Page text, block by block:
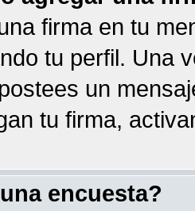
firma en tu
tu perfil. Una
un
tu firma,
encuesta?